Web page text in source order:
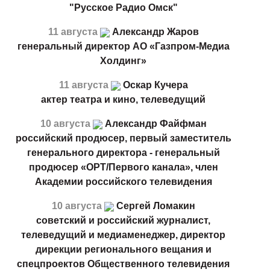
"Русское Радио Омск"
11 августа
Александр Жаров
генеральный директор АО «Газпром-Медиа
Холдинг»
11 августа
Оскар Кучера
актер театра и кино, телеведущий
10 августа
Александр Файфман
российский продюсер, первый заместитель
генерального директора - генеральный
продюсер «ОРТ/Первого канала», член
Академии российского телевидения
10 августа
Сергей Ломакин
советский и российский журналист,
телеведущий и медиаменеджер, директор
дирекции регионального вещания и
спецпроектов Общественного телевидения